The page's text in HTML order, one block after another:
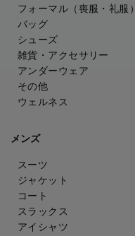
フォーマル（喪服・礼服）
バッグ
シューズ
雑貨・アクセサリー
アンダーウェア
その他
ウェルネス
メンズ
スーツ
ジャケット
コート
スラックス
アイシャツ